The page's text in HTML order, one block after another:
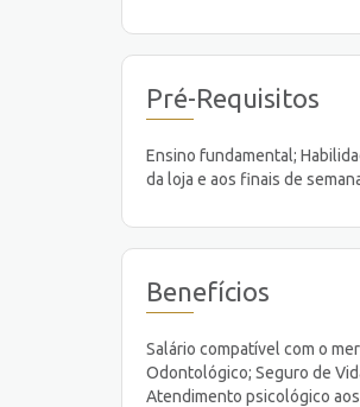
Pré-Requisitos
Ensino fundamental;
da loja e aos finais de
Benefícios
Salário compatível com o
Odontológico; Seguro de
Atendimento psicológico